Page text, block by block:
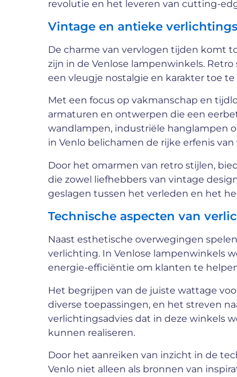
revolutie en het leveren van cutting-
Vintage en antieke
De charme van vervlogen tijden komt
zijn in de Venlose lampenwinkels.
een vleugje nostalgie en karakter toe
Met een focus op vakmanschap en
armaturen en ontwerpen die een
wandlampen, industriële hanglampen
in Venlo belichamen de rijke erfenis
Door het omarmen van retro stijlen,
die zowel liefhebbers van vintage
geslagen tussen het verleden en het
Technische aspecten van
Naast esthetische overwegingen
verlichting. In Venlose lampenwinkels
energie-efficiëntie om klanten te
Het begrijpen van de juiste wattage
diverse toepassingen, en het streven
verlichtingsadvies dat in deze winkels
kunnen realiseren.
Door het aanreiken van inzicht in de
Venlo niet alleen als bronnen van